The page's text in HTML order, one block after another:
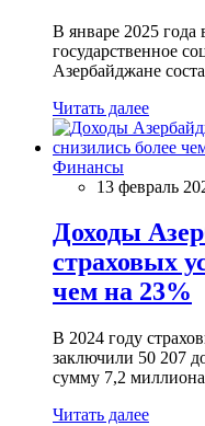
В январе 2025 года
государственное
Азербайджане
Читать далее
Финансы
13 февраль
Доходы
страховых
чем на 23%
В 2024 году
заключили 50 207
сумму 7,2
Читать далее